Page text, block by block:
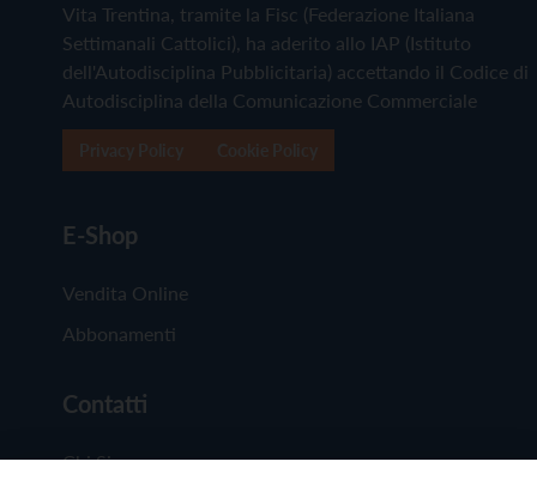
Vita Trentina, tramite la Fisc (Federazione Italiana
Settimanali Cattolici), ha aderito allo IAP (Istituto
dell'Autodisciplina Pubblicitaria) accettando il Codice di
Autodisciplina della Comunicazione Commerciale
E-Shop
Vendita Online
Abbonamenti
Contatti
Chi Siamo